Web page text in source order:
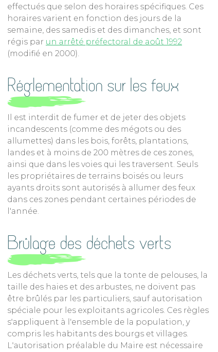
effectués que selon des horaires spécifiques. Ces
horaires varient en fonction des jours de la
semaine, des samedis et des dimanches, et sont
régis par un arrêté préfectoral de août 1992
(modifié en 2000).
Réglementation sur les feux
Il est interdit de fumer et de jeter des objets
incandescents (comme des mégots ou des
allumettes) dans les bois, forêts, plantations,
landes et à moins de 200 mètres de ces zones,
ainsi que dans les voies qui les traversent. Seuls
les propriétaires de terrains boisés ou leurs
ayants droits sont autorisés à allumer des feux
dans ces zones pendant certaines périodes de
l'année.
Brülage des déchets verts
Les déchets verts, tels que la tonte de pelouses, la
taille des haies et des arbustes, ne doivent pas
être brûlés par les particuliers, sauf autorisation
spéciale pour les exploitants agricoles. Ces règles
s'appliquent à l'ensemble de la population, y
compris les habitants des bourgs et villages.
L'autorisation préalable du Maire est nécessaire